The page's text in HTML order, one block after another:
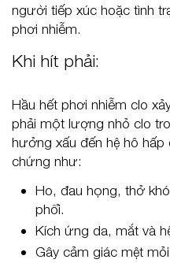
người tiếp xúc hoặc tình
phơi nhiễm.
Khi hít phải:
Hầu hết phơi nhiễm clo
phải một lượng nhỏ clo
hưởng xấu đến hệ hô
chứng như:
Ho, đau họng, thở
phổi.
Kích ứng da, mắt và
Gây cảm giác mệt